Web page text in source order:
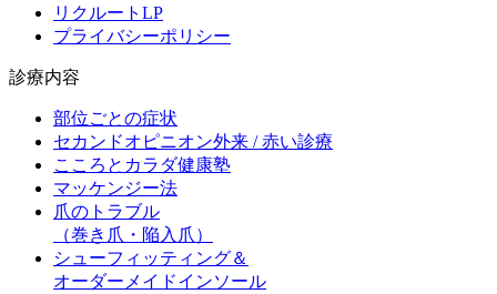
リクルートLP
プライバシーポリシー
診療内容
部位ごとの症状
セカンドオピニオン外来 / 赤い診療
こころとカラダ健康塾
マッケンジー法
爪のトラブル
（巻き爪・陥入爪）
シューフィッティング＆
オーダーメイドインソール